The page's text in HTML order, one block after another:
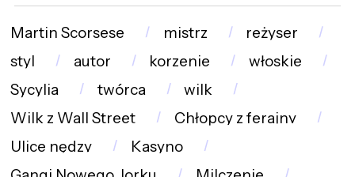
Martin Scorsese mistrz
reżyser
styl
autor korzenie
włoskie
Sycylia
twórca
wilk
Wilk z Wall Street
Chłopcy z ferajny
Ulice nędzy
Kasyno